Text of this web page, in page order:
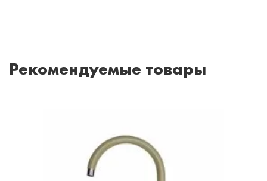
Рекомендуемые товары